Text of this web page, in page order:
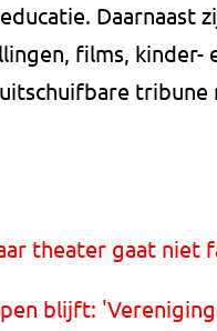
Daarnaast
films, kinder-
tribune
theater gaat niet
blijft: